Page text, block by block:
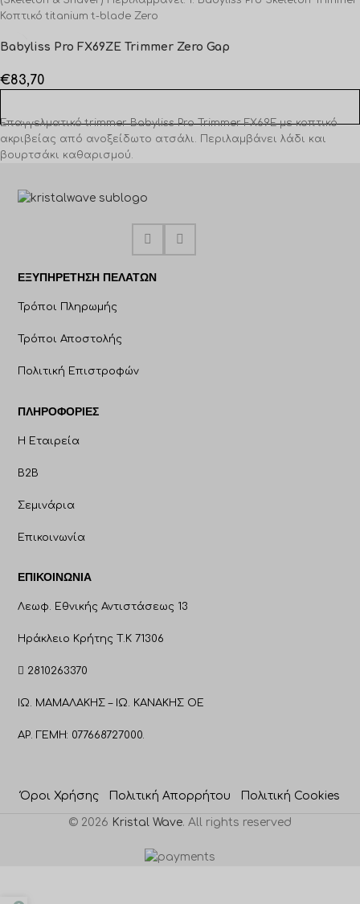
Κοπτικό titanium t-blade Zero
Babyliss Pro FX69ZE Trimmer Zero Gap
€83,70
Επαγγελματικό trimmer Babyliss Pro Trimmer FX69E με κοπτικό
ακριβείας από ανοξείδωτο ατσάλι. Περιλαμβάνει λάδι και
βουρτσάκι καθαρισμού.
ΕΞΥΠΗΡΈΤΗΣΗ ΠΕΛΑΤΩΝ
Τρόποι Πληρωμής
Τρόποι Αποστολής
Πολιτική Επιστροφών
ΠΛΗΡΟΦΟΡΊΕΣ
Η Εταιρεία
B2B
Σεμινάρια
Επικοινωνία
ΕΠΙΚΟΙΝΩΝΊΑ
Λεωφ. Εθνικής Αντιστάσεως 13
Ηράκλειο Κρήτης T.K 71306
2810263370
ΙΩ. ΜΑΜΑΛΑΚΗΣ – ΙΩ. ΚΑΝΑΚΗΣ ΟΕ
ΑΡ. ΓΕΜΗ: 077668727000.
Όροι Χρήσης Πολιτική Απορρήτου Πολιτική Cookies
© 2026 Kristal Wave. All rights reserved